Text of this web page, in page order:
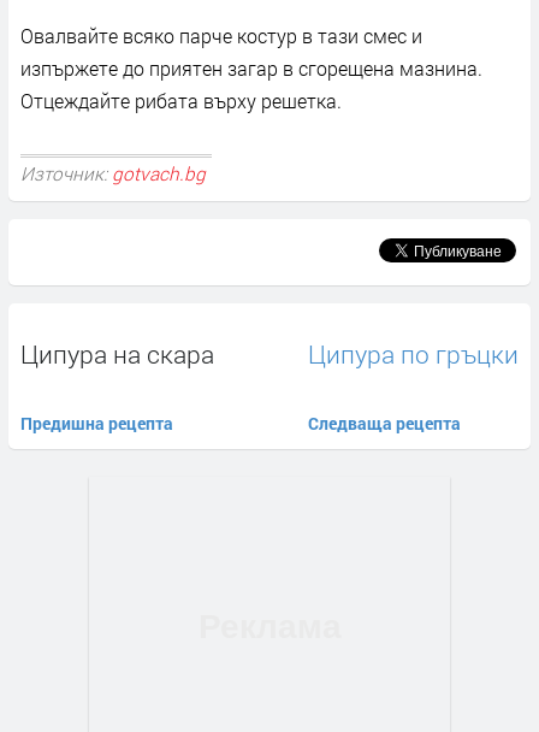
Овалвайте всяко парче костур в тази смес и
изпържете до приятен загар в сгорещена мазнина.
Отцеждайте рибата върху решетка.
Източник: gotvach.bg
Ципура на скара
Предишна рецепта
Ципура по гръцки
Следваща рецепта